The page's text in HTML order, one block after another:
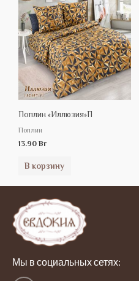
Поплин «Иллюзия»П
Поплин
13.90 Br
В корзину
Мы в социальных сетях: